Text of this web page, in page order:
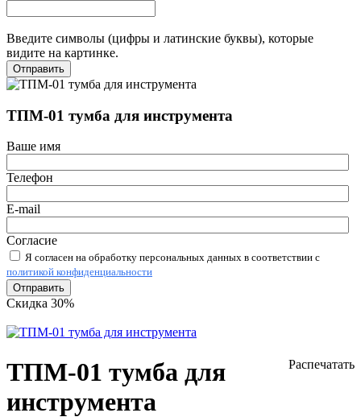
Введите символы (цифры и латинские буквы), которые
видите на картинке.
Отправить
ТПМ-01 тумба для инструмента
Ваше имя
Телефон
E-mail
Согласие
Я согласен на обработку персональных данных в соответствии с
политикой конфиденциальности
Отправить
Скидка 30%
Распечатать
ТПМ-01 тумба для
инструмента